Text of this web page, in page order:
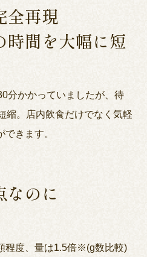
全再現
時間を大幅に短
分かかっていましたが、待
縮。店内飲食だけでなく気軽
きます。
なのに
程度、量は1.5倍※(g数比較)